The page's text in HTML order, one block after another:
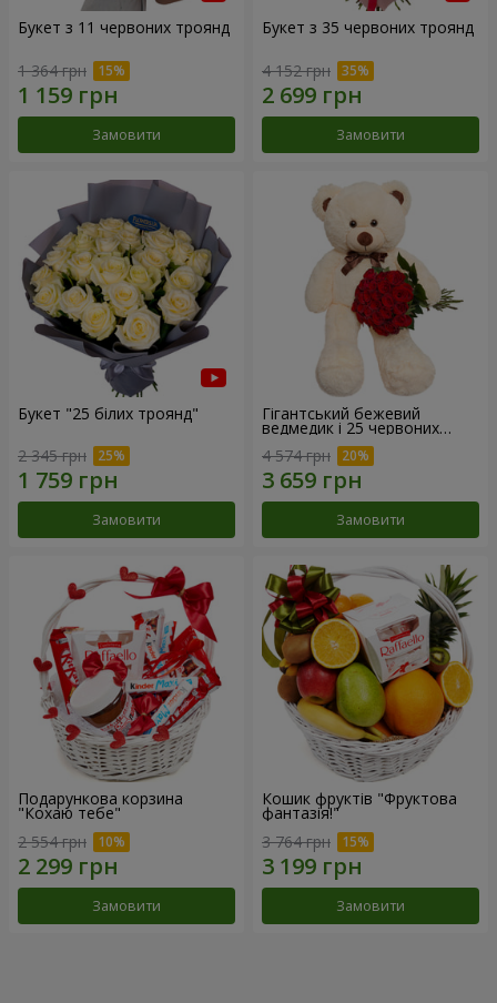
Букет з 11 червоних троянд
1 364 грн
Замовити
Букет з 35 червоних троянд
4 152 грн
Замовити
Букет "25 білих троянд"
2 345 грн
Замовити
Гігантський бежевий
ведмедик і 25 червоних
троянд
4 574 грн
Замовити
Подарункова корзина
"Кохаю тебе"
2 554 грн
Замовити
Кошик фруктів "Фруктова
фантазія!"
3 764 грн
Замовити